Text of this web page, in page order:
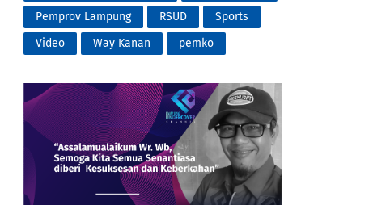
Pemprov Lampung
RSUD
Sports
Video
Way Kanan pemko